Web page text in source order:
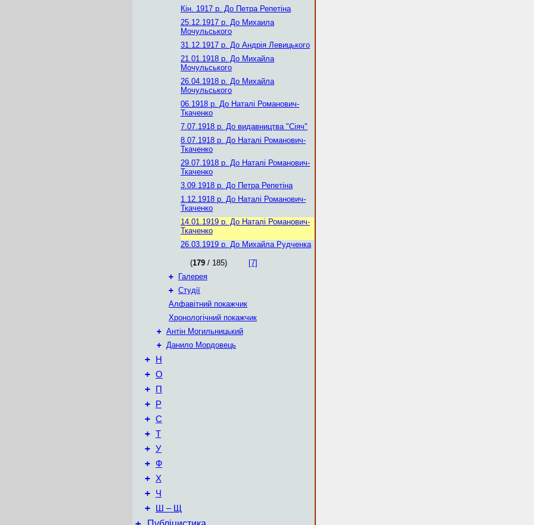
Кін. 1917 р. До Петра Репетіна
25.12.1917 р. До Михаила
Мочульського
31.12.1917 р. До Андрія Левицького
21.01.1918 р. До Михайла
Мочульського
26.04.1918 р. До Михайла
Мочульського
06.1918 р. До Наталі Романович-
Ткаченко
7.07.1918 р. До видавництва "Сіяч"
8.07.1918 р. До Наталі Романович-
Ткаченко
29.07.1918 р. До Наталі Романович-
Ткаченко
3.09.1918 р. До Петра Репетіна
1.12.1918 р. До Наталі Романович-
Ткаченко
14.01.1919 р. До Наталі Романович-
Ткаченко
26.03.1919 р. До Михайла Рудченка
(179 / 185)
[7]
+
Галерея
+ Студії
Алфавітний покажчик
Хронологічний покажчик
+ Антін Могильницький
+ Данило Мордовець
+ Н
+ О
+ П
+ Р
+ С
+ Т
+ У
+ Ф
+ Х
+ Ч
+ Ш – Щ